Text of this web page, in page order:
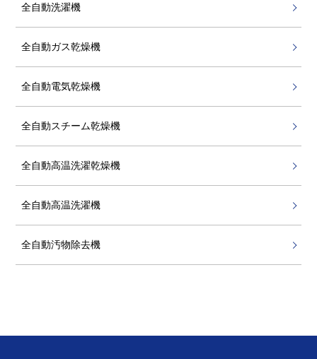
全自動洗濯機
全自動ガス乾燥機
全自動電気乾燥機
全自動スチーム乾燥機
全自動高温洗濯乾燥機
全自動高温洗濯機
全自動汚物除去機